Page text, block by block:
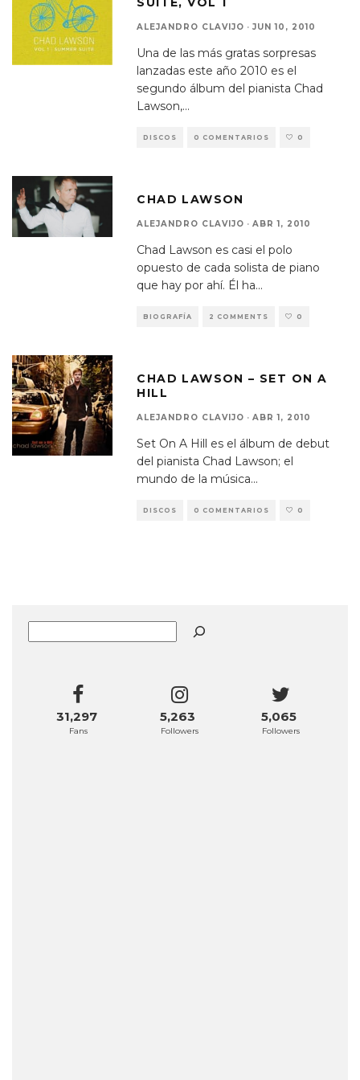
ALEJANDRO CLAVIJO · JUN 10, 2010
Una de las más gratas sorpresas
lanzadas este año 2010 es el
segundo álbum del pianista Chad
Lawson,...
DISCOS 0 COMENTARIOS 0
CHAD LAWSON
ALEJANDRO CLAVIJO · ABR 1, 2010
Chad Lawson es casi el polo
opuesto de cada solista de piano
que hay por ahí. Él ha...
BIOGRAFÍA 2 COMMENTS 0
CHAD LAWSON – SET ON A
HILL
ALEJANDRO CLAVIJO · ABR 1, 2010
Set On A Hill es el álbum de debut
del pianista Chad Lawson; el
mundo de la música...
DISCOS 0 COMENTARIOS 0
31,297
Fans
5,263
Followers
5,065
Followers